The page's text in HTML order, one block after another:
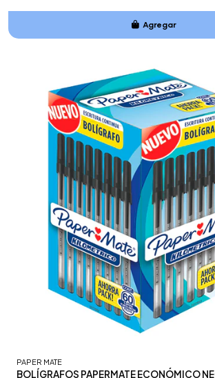
Agregar
PAPER MATE
BOLÍGRAFOS PAPERMATE ECONÓMICO